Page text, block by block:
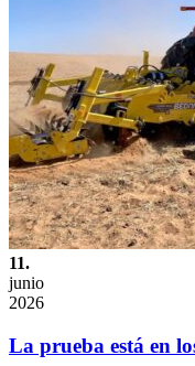
11.
junio
2026
La prueba está en